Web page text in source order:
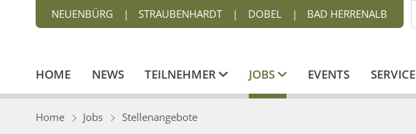
NEUENBÜRG | STRAUBENHARDT | DOBEL | BAD HERRENALB
HOME NEWS TEILNEHMER JOBS EVENTS SERVICE
Home Jobs Stellenangebote